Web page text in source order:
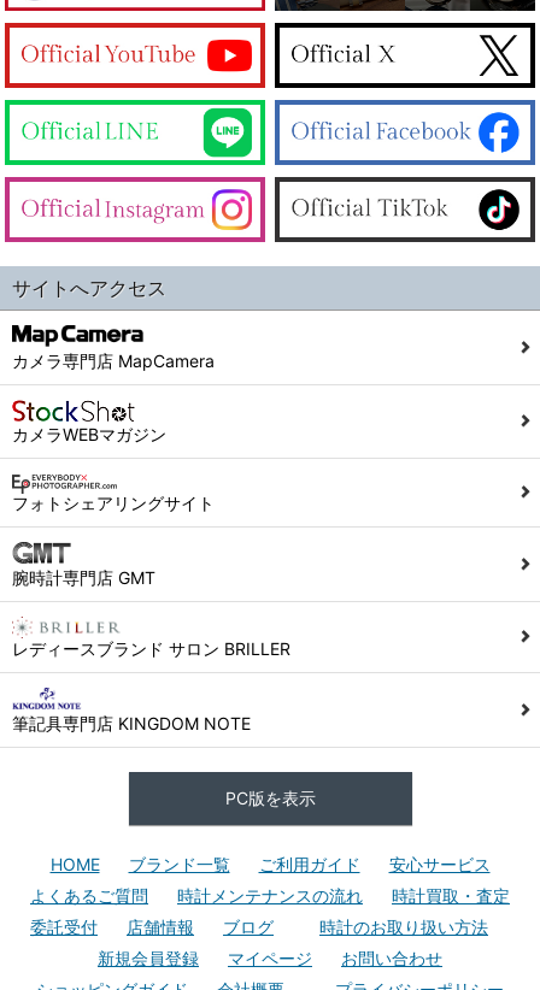
サイトへアクセス
カメラ専門店 MapCamera
カメラWEBマガジン
フォトシェアリングサイト
腕時計専門店 GMT
レディースブランド サロン BRILLER
筆記具専門店 KINGDOM NOTE
PC版を表示
HOME ブランド一覧 ご利用ガイド
安心サービス
よくあるご質問
時計メンテナンスの流れ
時計買取・査定
委託受付
店舗情報 ブログ
時計のお取り扱い方法
新規会員登録
マイページ
お問い合わせ